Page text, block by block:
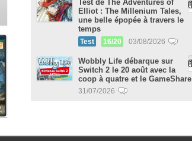
Test de The Adventures of
Elliot : The Millenium Tales,
une belle épopée à travers le
temps
Test 16/20 03/08/2026
Wobbly Life débarque sur
Switch 2 le 20 août avec la
coop à quatre et le GameShare
31/07/2026